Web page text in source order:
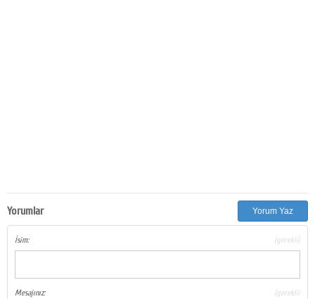
Yorumlar Yorum Yaz
İsim: (gerekli)
Mesajınız: (gerekli)